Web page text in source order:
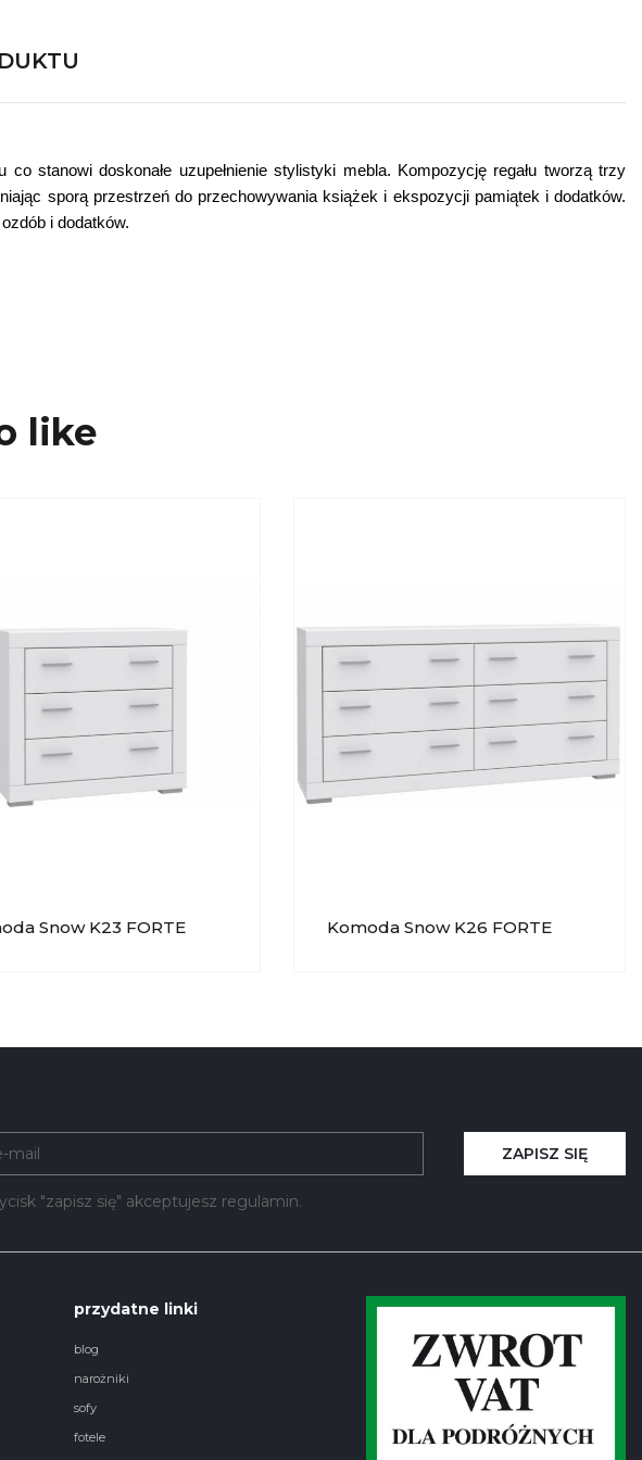
stanowi doskonałe uzupełnienie stylistyki mebla. Kompozycję regału tworzą trzy
sporą przestrzeń do przechowywania książek i ekspozycji pamiątek i dodatków.
i dodatków.
like
Snow K23 FORTE Komoda Snow K26 FORTE
"zapisz się" akceptujesz regulamin.
ZAPISZ SIĘ
przydatne linki
blog
narożniki
sofy
fotele